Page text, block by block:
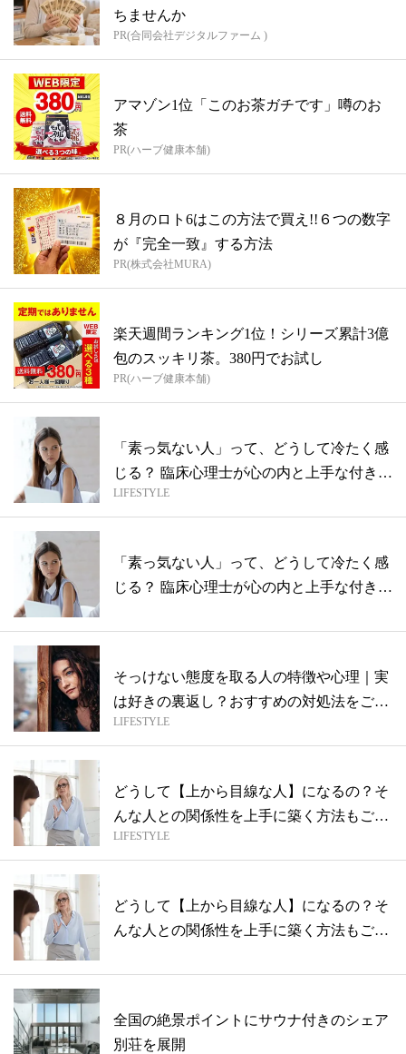
ちませんか
PR(合同会社デジタルファーム )
アマゾン1位「このお茶ガチです」噂のお
茶
PR(ハーブ健康本舗)
８月のロト6はこの方法で買え!!６つの数字
が『完全一致』する方法
PR(株式会社MURA)
楽天週間ランキング1位！シリーズ累計3億
包のスッキリ茶。380円でお試し
PR(ハーブ健康本舗)
「素っ気ない人」って、どうして冷たく感
じる？ 臨床心理士が心の内と上手な付き合
い...
LIFESTYLE
「素っ気ない人」って、どうして冷たく感
じる？ 臨床心理士が心の内と上手な付き合
そっけない態度を取る人の特徴や心理｜実
は好きの裏返し？おすすめの対処法をご紹
介
LIFESTYLE
どうして【上から目線な人】になるの？そ
んな人との関係性を上手に築く方法もご紹
介！
LIFESTYLE
どうして【上から目線な人】になるの？そ
んな人との関係性を上手に築く方法もご紹
全国の絶景ポイントにサウナ付きのシェア
別荘を展開